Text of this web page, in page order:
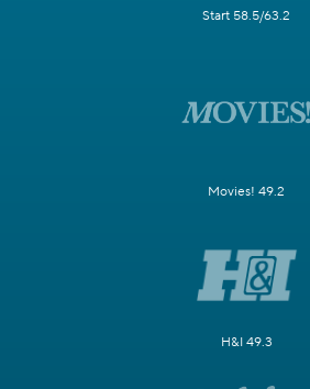
Start 58.5/63.2
Movies! 49.2
H&I 49.3